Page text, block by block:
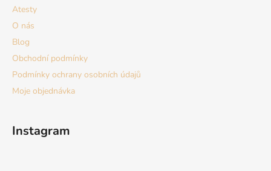
Atesty
O nás
Blog
Obchodní podmínky
Podmínky ochrany osobních údajů
Moje objednávka
Instagram